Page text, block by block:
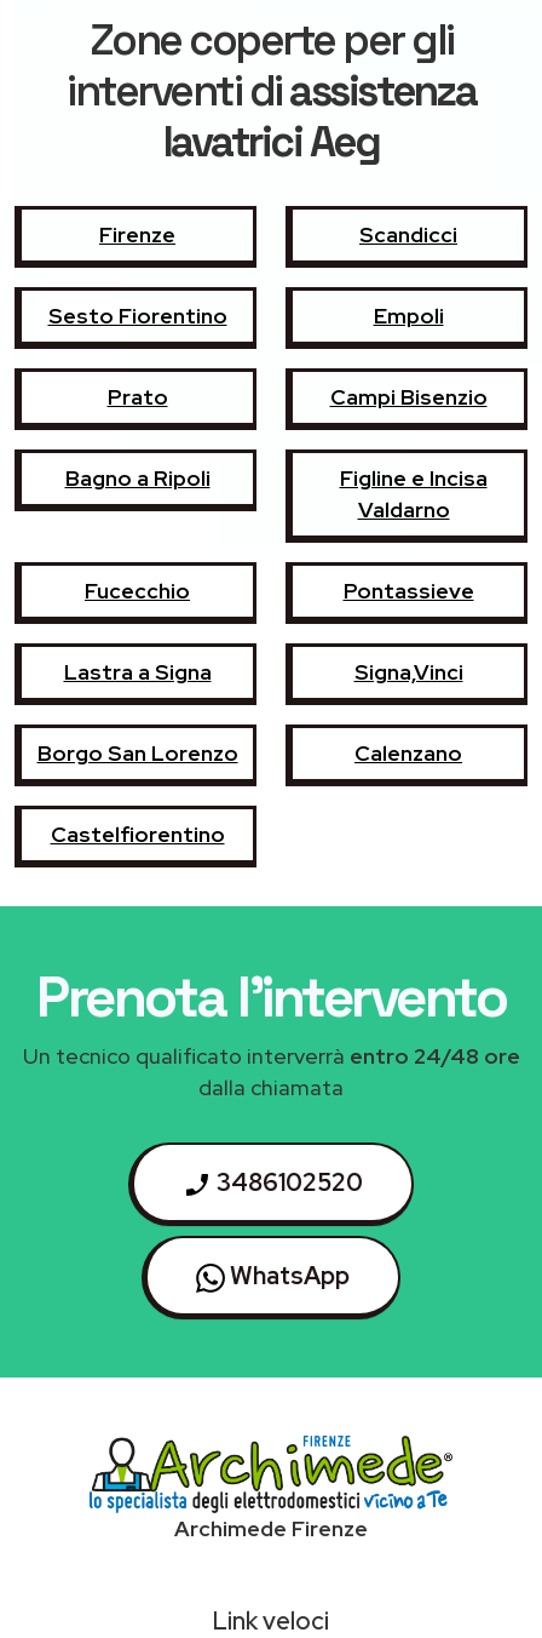
Zone coperte per gli
interventi diassistenza
lavatrici Aeg
Firenze Scandicci
Sesto Fiorentino Empoli
Prato Campi Bisenzio
Bagno a Ripoli
Figline e Incisa
Valdarno
Fucecchio Pontassieve
Lastra a Signa Signa,Vinci
Borgo San Lorenzo Calenzano
Castelfiorentino
Prenota l'intervento
Un tecnico qualificato interverrà entro 24/48 ore
dalla chiamata
3486102520
WhatsApp
Archimede Firenze
Link veloci